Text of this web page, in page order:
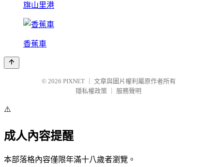
旗山里港
香蕉車
© 2026 PIXNET
文章與圖片權利屬原作者所有
隱私權政策
服務聲明
⚠️
成人內容提醒
本部落格內容僅限年滿十八歲者瀏覽。